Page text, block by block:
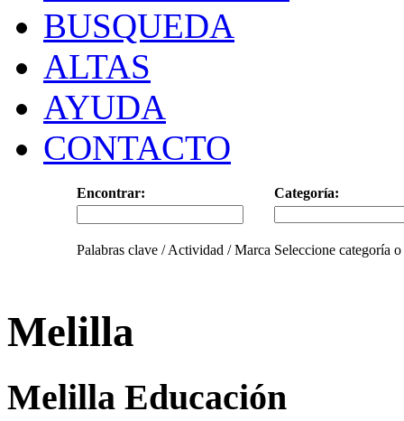
BUSQUEDA
ALTAS
AYUDA
CONTACTO
Encontrar: Categoría:
Palabras clave / Actividad / Marca Seleccione categoría
Melilla
Melilla Educación